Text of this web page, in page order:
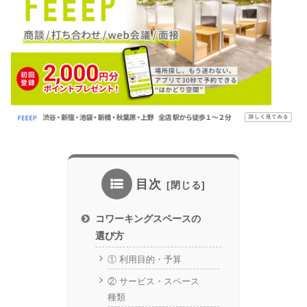
目次
コワーキングスペースの
選び方
① 利用目的・予算
② サービス・スペース
種類